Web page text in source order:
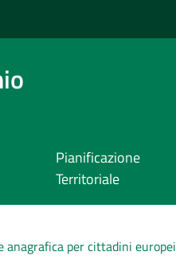
Pianificazione
Territoriale
anagrafica per cittadini europei